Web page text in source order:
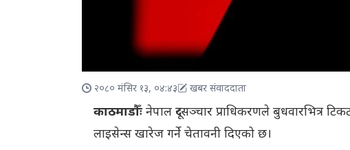
२०८० मंसिर १३, ०४:४३ खबर संवाददाता
काठमाडौँःनेपाल दूरसञ्चार प्राधिकरणले बुधवारभित्र
लाइसेन्स खारेज गर्ने चेतावनी दिएको छ।